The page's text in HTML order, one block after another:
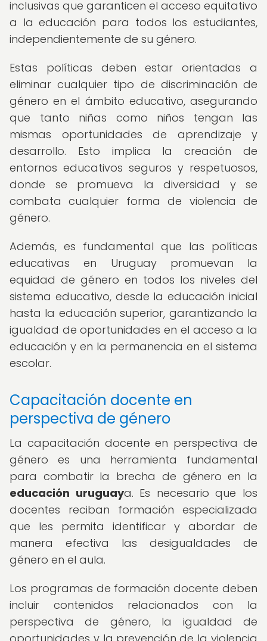
inclusivas que garanticen el acceso equitativo
a la educación para todos los estudiantes,
independientemente de su género.
Estas políticas deben estar orientadas a
eliminar cualquier tipo de discriminación de
género en el ámbito educativo, asegurando
que tanto niñas como niños tengan las
mismas oportunidades de aprendizaje y
desarrollo. Esto implica la creación de
entornos educativos seguros y respetuosos,
donde se promueva la diversidad y se
combata cualquier forma de violencia de
género.
Además, es fundamental que las políticas
educativas en Uruguay promuevan la
equidad de género en todos los niveles del
sistema educativo, desde la educación inicial
hasta la educación superior, garantizando la
igualdad de oportunidades en el acceso a la
educación y en la permanencia en el sistema
escolar.
Capacitación docente en
perspectiva de género
La capacitación docente en perspectiva de
género es una herramienta fundamental
para combatir la brecha de género en la
educación uruguaya. Es necesario que los
docentes reciban formación especializada
que les permita identificar y abordar de
manera efectiva las desigualdades de
género en el aula.
Los programas de formación docente deben
incluir contenidos relacionados con la
perspectiva de género, la igualdad de